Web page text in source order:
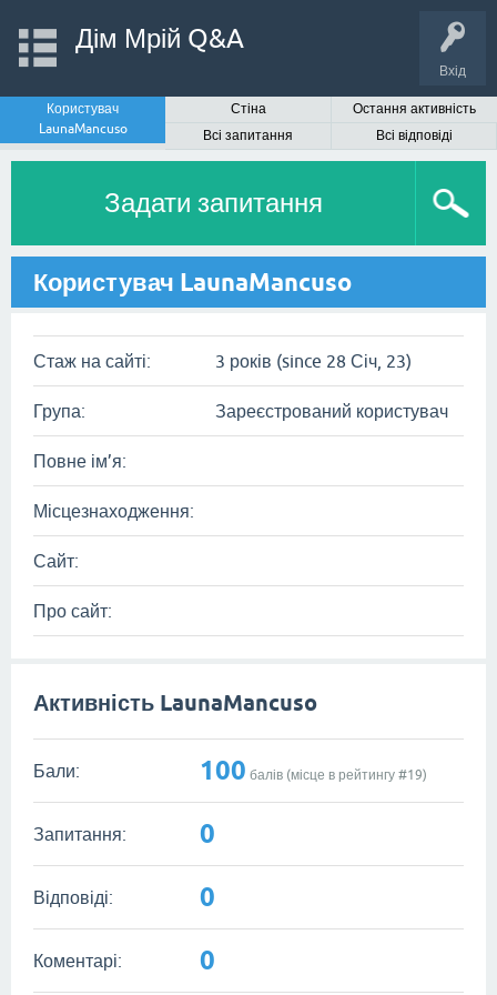
Вхід
Дім Мрій Q&A
Користувач
LaunaMancuso
Стіна
Остання активність
Всі запитання
Всі відповіді
Задати запитання
Користувач LaunaMancuso
Стаж на сайті: 3 років (since 28 Січ, 23)
Група: Зареєстрований користувач
Повне ім’я:
Місцезнаходження:
Сайт:
Про сайт:
Активність LaunaMancuso
Бали: 100 балів (місце в рейтингу #19)
Запитання: 0
Відповіді: 0
Коментарі: 0